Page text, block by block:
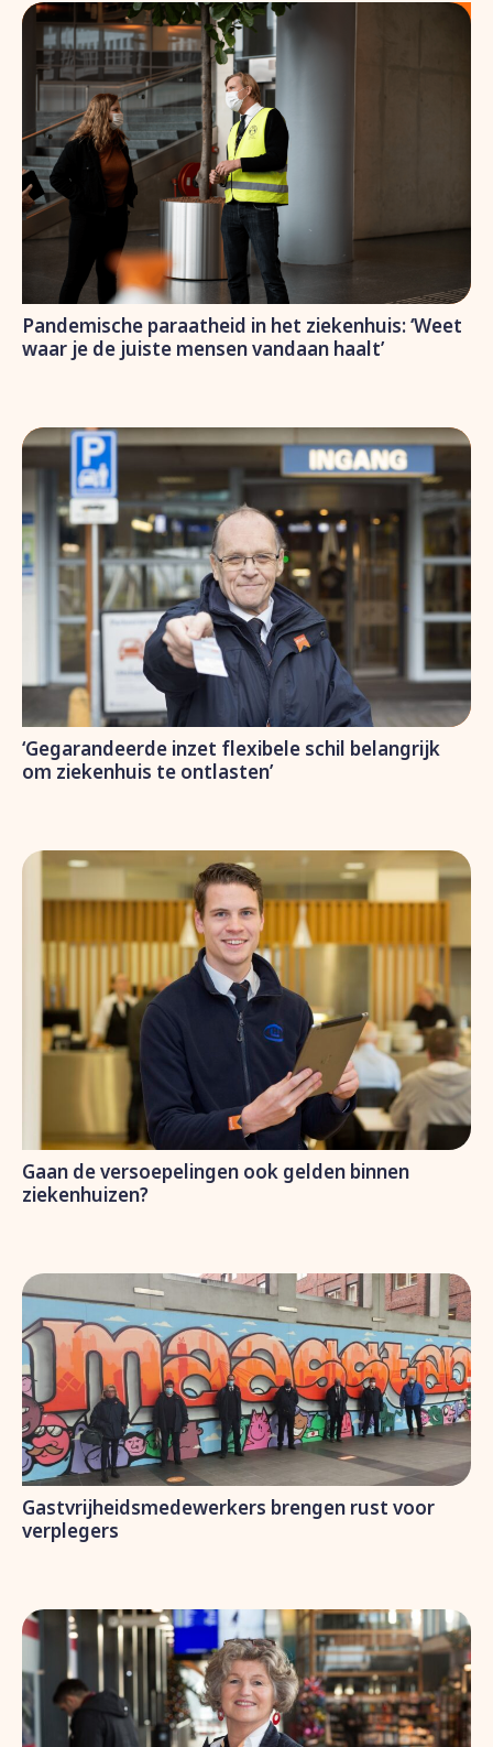
Pandemische paraatheid in het ziekenhuis: ‘Weet
waar je de juiste mensen vandaan haalt’
‘Gegarandeerde inzet flexibele schil belangrijk
om ziekenhuis te ontlasten’
Gaan de versoepelingen ook gelden binnen
ziekenhuizen?
Gastvrijheidsmedewerkers brengen rust voor
verplegers